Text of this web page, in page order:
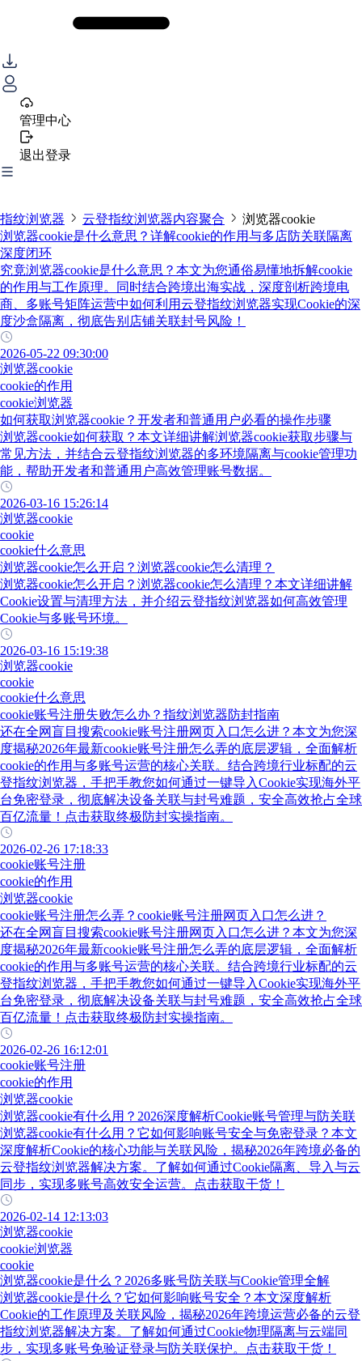
管理中心
退出登录
指纹浏览器 云登指纹浏览器内容聚合
浏览器cookie
浏览器cookie是什么意思？详解cookie的作用与多店防关联隔离
深度闭环
究竟浏览器cookie是什么意思？本文为您通俗易懂地拆解cookie
的作用与工作原理。同时结合跨境出海实战，深度剖析跨境电
商、多账号矩阵运营中如何利用云登指纹浏览器实现Cookie的深
度沙盒隔离，彻底告别店铺关联封号风险！
2026-05-22 09:30:00
浏览器cookie
cookie的作用
cookie浏览器
如何获取浏览器cookie？开发者和普通用户必看的操作步骤
浏览器cookie如何获取？本文详细讲解浏览器cookie获取步骤与
常见方法，并结合云登指纹浏览器的多环境隔离与cookie管理功
能，帮助开发者和普通用户高效管理账号数据。
2026-03-16 15:26:14
浏览器cookie
cookie
cookie什么意思
浏览器cookie怎么开启？浏览器cookie怎么清理？
浏览器cookie怎么开启？浏览器cookie怎么清理？本文详细讲解
Cookie设置与清理方法，并介绍云登指纹浏览器如何高效管理
Cookie与多账号环境。
2026-03-16 15:19:38
浏览器cookie
cookie
cookie什么意思
cookie账号注册失败怎么办？指纹浏览器防封指南
还在全网盲目搜索cookie账号注册网页入口怎么进？本文为您深
度揭秘2026年最新cookie账号注册怎么弄的底层逻辑，全面解析
cookie的作用与多账号运营的核心关联。结合跨境行业标配的云
登指纹浏览器，手把手教您如何通过一键导入Cookie实现海外平
台免密登录，彻底解决设备关联与封号难题，安全高效抢占全球
百亿流量！点击获取终极防封实操指南。
2026-02-26 17:18:33
cookie账号注册
cookie的作用
浏览器cookie
cookie账号注册怎么弄？cookie账号注册网页入口怎么进？
还在全网盲目搜索cookie账号注册网页入口怎么进？本文为您深
度揭秘2026年最新cookie账号注册怎么弄的底层逻辑，全面解析
cookie的作用与多账号运营的核心关联。结合跨境行业标配的云
登指纹浏览器，手把手教您如何通过一键导入Cookie实现海外平
台免密登录，彻底解决设备关联与封号难题，安全高效抢占全球
百亿流量！点击获取终极防封实操指南。
2026-02-26 16:12:01
cookie账号注册
cookie的作用
浏览器cookie
浏览器cookie有什么用？2026深度解析Cookie账号管理与防关联
浏览器cookie有什么用？它如何影响账号安全与免密登录？本文
深度解析Cookie的核心功能与关联风险，揭秘2026年跨境必备的
云登指纹浏览器解决方案。了解如何通过Cookie隔离、导入与云
同步，实现多账号高效安全运营。点击获取干货！
2026-02-14 12:13:03
浏览器cookie
cookie浏览器
cookie
浏览器cookie是什么？2026多账号防关联与Cookie管理全解
浏览器cookie是什么？它如何影响账号安全？本文深度解析
Cookie的工作原理及关联风险，揭秘2026年跨境运营必备的云登
指纹浏览器解决方案。了解如何通过Cookie物理隔离与云端同
步，实现多账号免验证登录与防关联保护。点击获取干货！